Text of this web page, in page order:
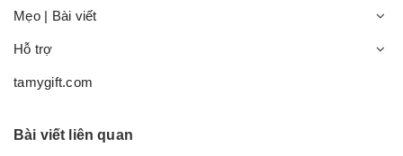
Mẹo | Bài viết
Hỗ trợ
tamygift.com
Bài viết liên quan